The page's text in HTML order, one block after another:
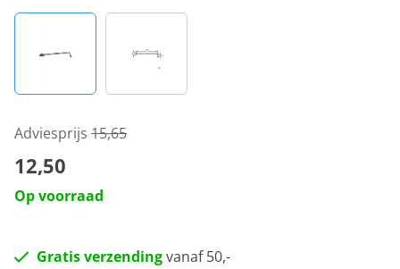
Adviesprijs 15,65
12,50
Op voorraad
Gratis verzendingvanaf 50,-